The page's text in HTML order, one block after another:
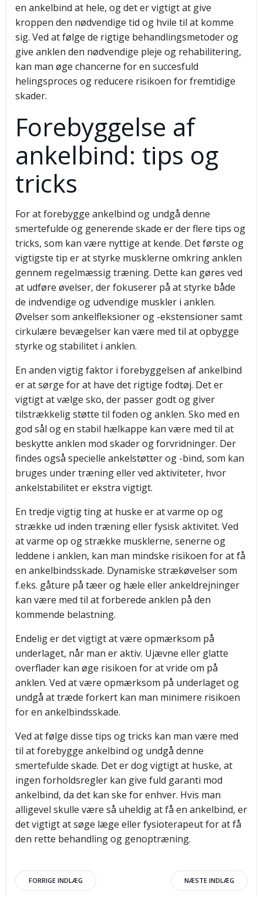
en ankelbind at hele, og det er vigtigt at give
kroppen den nødvendige tid og hvile til at komme
sig. Ved at følge de rigtige behandlingsmetoder og
give anklen den nødvendige pleje og rehabilitering,
kan man øge chancerne for en succesfuld
helingsproces og reducere risikoen for fremtidige
skader.
Forebyggelse af
ankelbind: tips og
tricks
For at forebygge ankelbind og undgå denne
smertefulde og generende skade er der flere tips og
tricks, som kan være nyttige at kende. Det første og
vigtigste tip er at styrke musklerne omkring anklen
gennem regelmæssig træning. Dette kan gøres ved
at udføre øvelser, der fokuserer på at styrke både
de indvendige og udvendige muskler i anklen.
Øvelser som ankelfleksioner og -ekstensioner samt
cirkulære bevægelser kan være med til at opbygge
styrke og stabilitet i anklen.
En anden vigtig faktor i forebyggelsen af ankelbind
er at sørge for at have det rigtige fodtøj. Det er
vigtigt at vælge sko, der passer godt og giver
tilstrækkelig støtte til foden og anklen. Sko med en
god sål og en stabil hælkappe kan være med til at
beskytte anklen mod skader og forvridninger. Der
findes også specielle ankelstøtter og -bind, som kan
bruges under træning eller ved aktiviteter, hvor
ankelstabilitet er ekstra vigtigt.
En tredje vigtig ting at huske er at varme op og
strække ud inden træning eller fysisk aktivitet. Ved
at varme op og strække musklerne, senerne og
leddene i anklen, kan man mindske risikoen for at få
en ankelbindsskade. Dynamiske strækøvelser som
f.eks. gåture på tæer og hæle eller ankeldrejninger
kan være med til at forberede anklen på den
kommende belastning.
Endelig er det vigtigt at være opmærksom på
underlaget, når man er aktiv. Ujævne eller glatte
overflader kan øge risikoen for at vride om på
anklen. Ved at være opmærksom på underlaget og
undgå at træde forkert kan man minimere risikoen
for en ankelbindsskade.
Ved at følge disse tips og tricks kan man være med
til at forebygge ankelbind og undgå denne
smertefulde skade. Det er dog vigtigt at huske, at
ingen forholdsregler kan give fuld garanti mod
ankelbind, da det kan ske for enhver. Hvis man
alligevel skulle være så uheldig at få en ankelbind, er
det vigtigt at søge læge eller fysioterapeut for at få
den rette behandling og genoptræning.
Indlægsnavigation
FORRIGE INDLÆG NÆSTE INDLÆG